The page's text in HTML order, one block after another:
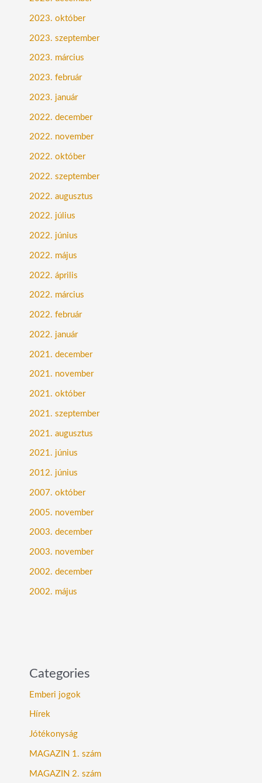
2023. október
2023. szeptember
2023. március
2023. február
2023. január
2022. december
2022. november
2022. október
2022. szeptember
2022. augusztus
2022. július
2022. június
2022. május
2022. április
2022. március
2022. február
2022. január
2021. december
2021. november
2021. október
2021. szeptember
2021. augusztus
2021. június
2012. június
2007. október
2005. november
2003. december
2003. november
2002. december
2002. május
Categories
Emberi jogok
Hírek
Jótékonyság
MAGAZIN 1. szám
MAGAZIN 2. szám